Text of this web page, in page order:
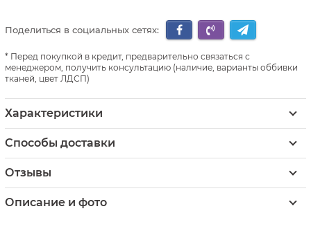
Поделиться в социальных сетях:
Перед покупкой в кредит, предварительно связаться с
менеджером, получить консультацию (наличие, варианты оббивки
тканей, цвет ЛДСП)
Характеристики
Способы доставки
Отзывы
Описание и фото